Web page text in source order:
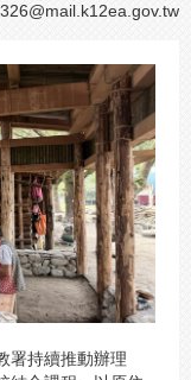
署持續推動辦理